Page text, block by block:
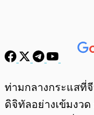
ท่ามกลางกระแสที่
ดิจิทัลอย่างเข้มงว